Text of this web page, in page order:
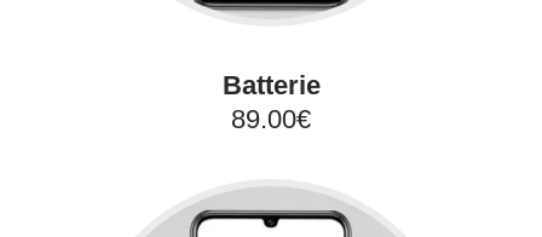
Batterie
89.00€